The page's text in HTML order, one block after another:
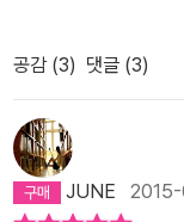
적도 없고엄마대신
태우면서 나만 나쁜 사
만 반갑지 않은 건 여
려는 사람들이 고맙지
어쩐면 라훌의 마음을
것... 아마 그 어떤 것
하지 못하나 보다.
런가...) 여러 메타포
은 방이 아니라 머물지
과의 삶. 어디까지나
나약하기 짝이 없는 한
시간이 주는 무게와 공
는 존스 해변의 파도
궁금해졌다. 사실 소
고 생각하기 때문에이
식들이 어우러져 때
에서 빙빙 돌려대는 것
과 자의식이 차르르 스
치우고 때가 되면 융
증명했지만, 이제는 그
로 마음을 먹었다. (360쪽) 각기 조각 나 보이던 단편은 하나의 큰 이
야기 이기도 하다. 형
한없는 부담이라 도망
느꼈던 이질감, 열적은
공감 (3) 댓글 (3)
JUNE